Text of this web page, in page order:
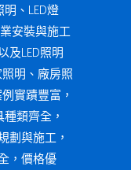
、LED燈
安裝與施工
及LED照明
明、廠房照
實蹟豐富，
類齊全，
劃與施工，
，價格優